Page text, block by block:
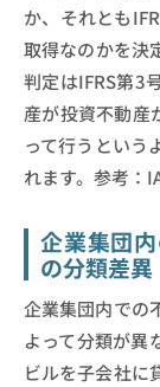
か、それとも
取得なのかを決
判定はIFRS第3
産が投資不動産
って行うという
れます。参考：
企業集団
の分類差異
企業集団内での
よって分類が異
ビルを子会社に